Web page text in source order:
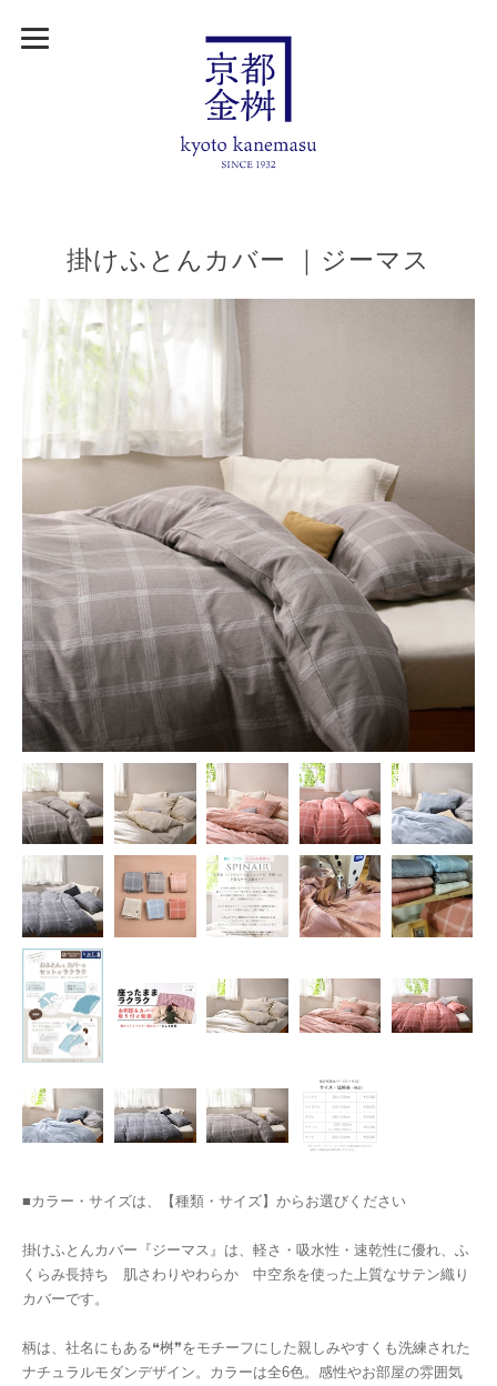
掛けふとんカバー ｜ジーマス
■カラー・サイズは、【種類・サイズ】からお選びください
掛けふとんカバー『ジーマス』は、軽さ・吸水性・速乾性に優れ、ふ
くらみ長持ち 肌さわりやわらか 中空糸を使った上質なサテン織り
カバーです。
柄は、社名にもある❝桝❞をモチーフにした親しみやすくも洗練された
ナチュラルモダンデザイン。カラーは全6色。感性やお部屋の雰囲気